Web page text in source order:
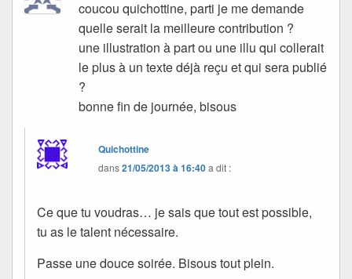
coucou quichottine, parti je me demande
quelle serait la meilleure contribution ?
une illustration à part ou une illu qui collerait
le plus à un texte déjà reçu et qui sera publié
?
bonne fin de journée, bisous
Quichottine
dans21/05/2013 à 16:40a dit :
Ce que tu voudras… je sais que tout est possible,
tu as le talent nécessaire.
Passe une douce soirée. Bisous tout plein.